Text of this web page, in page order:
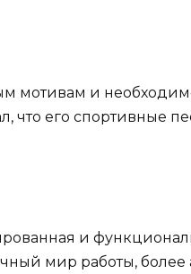
мотивам и
его спортивные
и
мир работы,